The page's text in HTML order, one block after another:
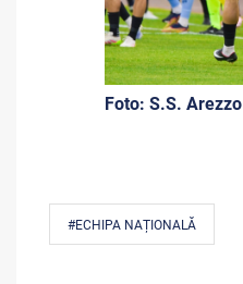
Foto: S.S. Arezzo
#ECHIPA NAȚIONALĂ